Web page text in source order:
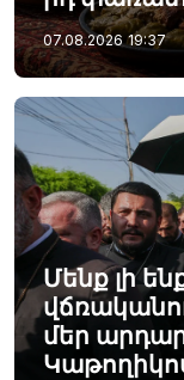
07.08.2026 19:37
Մենք լի
մեր